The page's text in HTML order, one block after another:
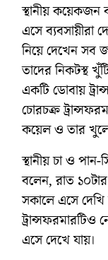
স্থানীয় কয়েকজন
এসে ব্যবসায়ীরা
নিয়ে দেখেন সব
তাদের নিকটস্থ
একটি ডোবায়
চোরচক্র
কয়েল ও তার খুলে
স্থানীয় চা ও
বলেন, রাত
সকালে এসে দেখি
ট্রান্সফরমারটিও
এসে দেখে যায়।